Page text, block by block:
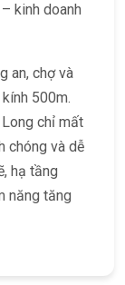
kinh doanh
an, chợ và
500m.
chỉ mất
chóng và dễ
hạ tầng
năng tăng